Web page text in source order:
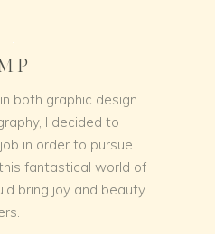
both graphic design
I decided to
in order to pursue
fantastical world of
bring joy and beauty